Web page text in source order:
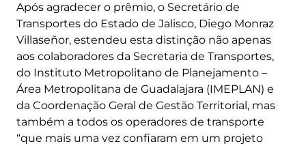
Após agradecer o prêmio, o Secretário de
Transportes do Estado de Jalisco, Diego Monraz
Villaseñor, estendeu esta distinção não apenas
aos colaboradores da Secretaria de Transportes,
do Instituto Metropolitano de Planejamento –
Área Metropolitana de Guadalajara (IMEPLAN) e
da Coordenação Geral de Gestão Territorial, mas
também a todos os operadores de transporte
“que mais uma vez confiaram em um projeto